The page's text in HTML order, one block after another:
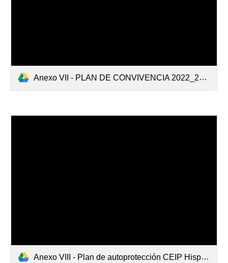
Anexo VII - PLAN DE CONVIVENCIA 2022_2023.pdf
Anexo VIII - Plan de autoprotección CEIP Hispanidad.pdf